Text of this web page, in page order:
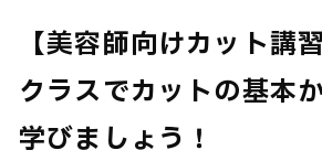
【美容師向けカット講
クラスでカットの基本
学びましょう！